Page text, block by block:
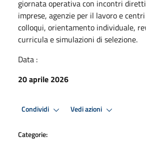
giornata operativa con incontri
imprese, agenzie per il lavoro e centri
colloqui, orientamento individuale,
curricula e simulazioni di selezione.
Data :
20 aprile 2026
Condividi Vedi azioni
Categorie: